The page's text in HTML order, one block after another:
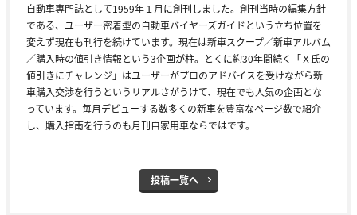
自動車専門誌として1959年１月に創刊しました。創刊当時の編集方針
である、ユーザー密着型の自動車バイヤーズガイドという立ち位置を
変えず現在も刊行を続けています。現在は新車スクープ／新車アルバム
／購入時の値引き情報という3企画が柱。とくに約30年間続く「Ｘ氏の
値引きにチャレンジ」はユーザーがプロのアドバイスを受けながら新
車購入交渉を行うというリアルさがうけて、現在でも人気の企画とな
っています。毎月デビューする数多くの新車を豊富なページ数で紹介
し、購入指南を行うのも月刊自家用車ならではです。
投稿一覧へ